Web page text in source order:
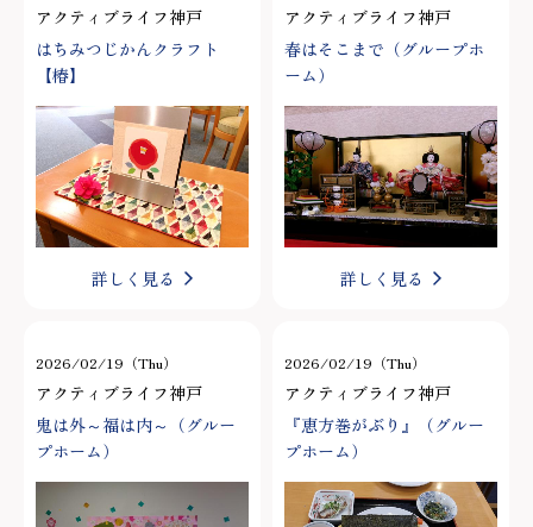
アクティブライフ神戸
はちみつじかんクラフト
【椿】
詳しく見る
アクティブライフ神戸
春はそこまで（グループホ
ーム）
詳しく見る
2026/02/19（Thu）
アクティブライフ神戸
鬼は外～福は内～（グルー
プホーム）
2026/02/19（Thu）
アクティブライフ神戸
『恵方巻がぶり』（グルー
プホーム）